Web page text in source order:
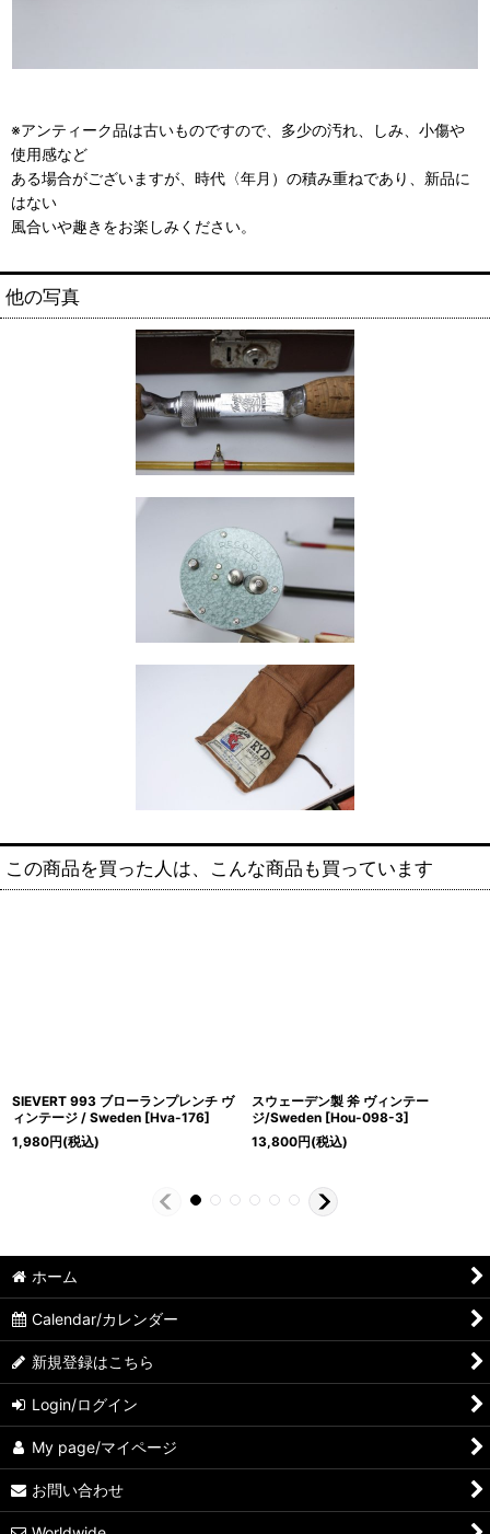
※アンティーク品は古いものですので、多少の汚れ、しみ、小傷や
使用感など
ある場合がございますが、時代〈年月）の積み重ねであり、新品に
はない
風合いや趣きをお楽しみください。
他の写真
この商品を買った人は、こんな商品も買っています
SIEVERT 993 ブローランプレンチ ヴ
ィンテージ / Sweden [Hva-176]
1,980円(税込)
スウェーデン製 斧 ヴィンテー
ジ/Sweden [Hou-098-3]
13,800円(税込)
ホーム
Calendar/カレンダー
新規登録はこちら
Login/ログイン
My page/マイページ
お問い合わせ